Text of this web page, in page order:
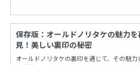
保存版：オールドノリタケの魅力を
見！美しい裏印の秘密
オールドノリタケの裏印を通じて、その魅力